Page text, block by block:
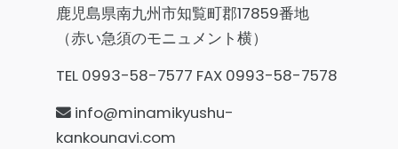
鹿児島県南九州市知覧町郡17859番地
（赤い急須のモニュメント横）
TEL 0993-58-7577 FAX 0993-58-7578
info@minamikyushu-
kankounavi.com